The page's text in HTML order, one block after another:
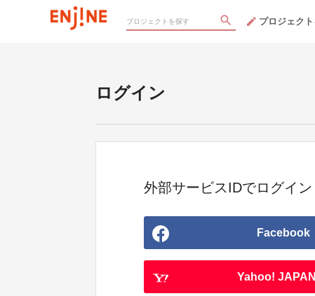
プロジェク
ログイン
外部サービスIDでログイン
Facebook
Yahoo!